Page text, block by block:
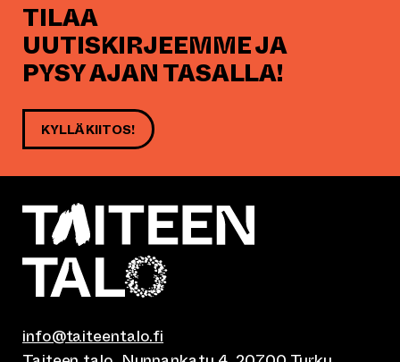
TILAA
UUTISKIRJEEMME JA
PYSY AJAN TASALLA!
KYLLÄ KIITOS!
info@taiteentalo.fi